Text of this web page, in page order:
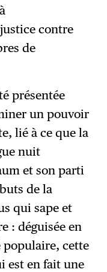
contre
de
présentée
un pouvoir
lié à ce que la
nuit
et son parti
de la
qui sape et
: déguisée en
populaire, cette
est en fait une